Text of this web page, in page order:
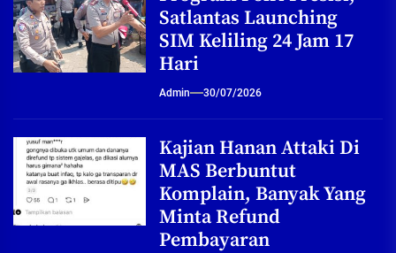
Satlantas Launching
SIM Keliling 24 Jam 17
Hari
Admin 30/07/2026
Kajian Hanan Attaki Di
MAS Berbuntut
Komplain, Banyak Yang
Minta Refund
Pembayaran